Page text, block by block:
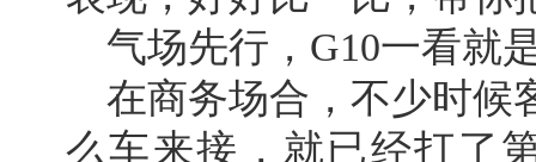
气场先行，G10一看就
在商务场合，不少时候
么车来接，就已经打了